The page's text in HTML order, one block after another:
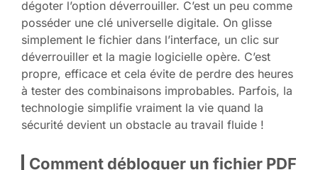
dégoter l’option déverrouiller. C’est un peu comme
posséder une clé universelle digitale. On glisse
simplement le fichier dans l’interface, un clic sur
déverrouiller et la magie logicielle opère. C’est
propre, efficace et cela évite de perdre des heures
à tester des combinaisons improbables. Parfois, la
technologie simplifie vraiment la vie quand la
sécurité devient un obstacle au travail fluide !
Comment débloquer un fichier PDF